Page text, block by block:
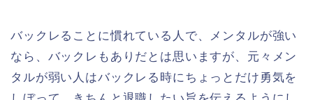
バックレることに慣れている人で、メンタルが強い
なら、バックレもありだとは思いますが、元々メン
タルが弱い人はバックレる時にちょっとだけ勇気を